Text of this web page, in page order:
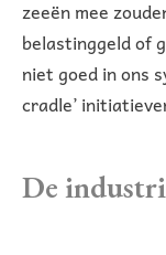
zeeën mee
belastinggeld of
niet goed in ons
cradle’
De